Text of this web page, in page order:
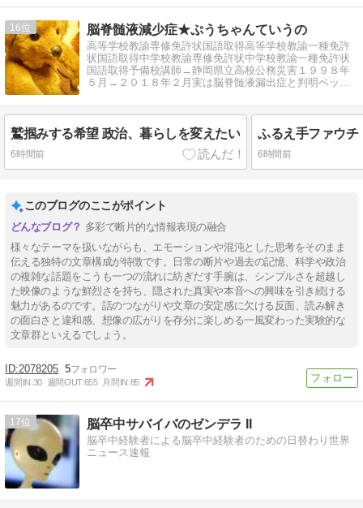
16 脳脊髄液減少症★ぷうちゃんていうの
高等学校教諭専修免許状国語取得高等学校教諭一種免許
状国語取得中学校教諭専修免許状中学校教諭一種免許状
国語取得予備校講師→静岡県立高校公務災害１９９８年
５月→２０１８年２月実は脳脊髄液漏出症と判明ベッド
鷲掴みする希望 政治、暮らしを変えたい
6時間前
ふるえ手ファウチ
6時間前
このブログのここがポイント
多彩で断片的な情報表現の融合
様々なテーマを扱いながらも、エモーションや混沌とした思考をそのまま
伝える独特の文章構成が特徴です。日常の断片や過去の記憶、科学や政治
の複雑な話題をこうも一つの流れに紡ぎだす手腕は、シンプルさを超越し
た映像のような鮮烈さを持ち、隠された真実や本音への興味を引き続ける
魅力があるのです。話のつながりや文章の安定感に欠ける反面、読み解き
の面白さと違和感、想像の広がりを存分に楽しめる一風変わった実験的な
文章群といえるでしょう。
2078205 5
週間IN:30 週間OUT:655 月間IN:85
17 脳卒中サバイバのゼンデラ II
脳卒中経験者による脳卒中経験者のための日替わり世界
ニュース速報